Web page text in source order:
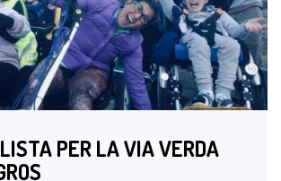
PER LA VIA VERDA